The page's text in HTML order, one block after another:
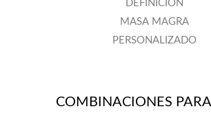
DEFINICION
MASA MAGRA
PERSONALIZADO
COMBINACIONES